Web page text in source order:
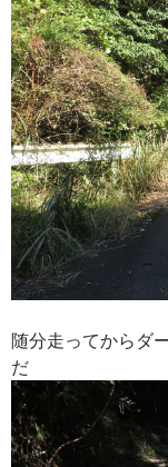
随分走ってからダ
だ